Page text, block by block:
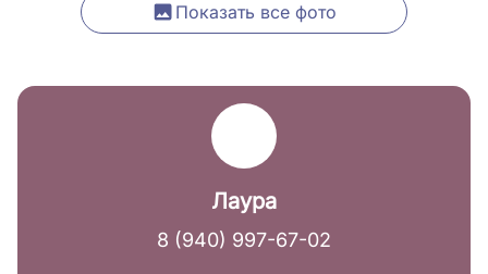
Показать все фото
Лаура
8 (940) 997-67-02